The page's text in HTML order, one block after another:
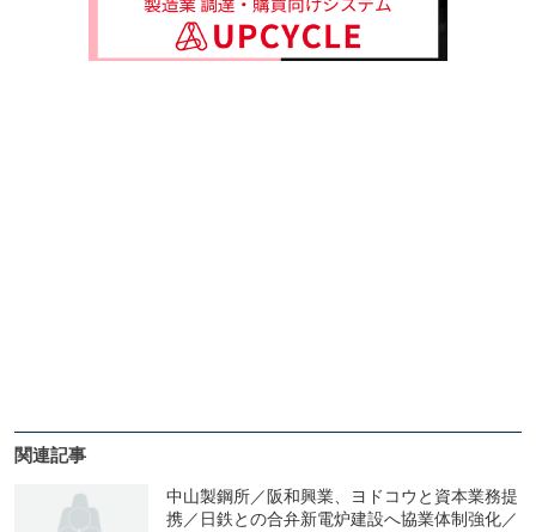
関連記事
中山製鋼所／阪和興業、ヨドコウと資本業務提
携／日鉄との合弁新電炉建設へ協業体制強化／